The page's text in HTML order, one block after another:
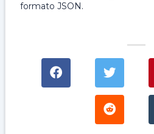
formato JSON.